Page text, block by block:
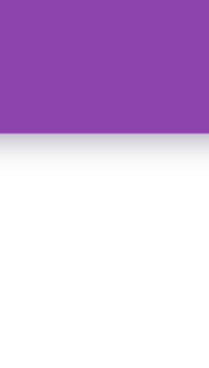
Matrace je
na klienty, kteří mají
Pro výrobu jsou použity